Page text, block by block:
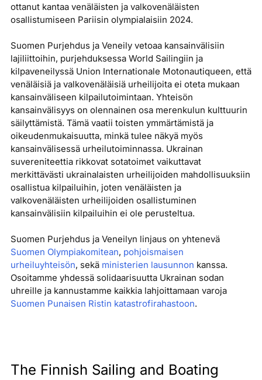
ottanut kantaa venäläisten ja valkovenäläisten
osallistumiseen Pariisin olympialaisiin 2024.
Suomen Purjehdus ja Veneily vetoaa kansainvälisiin
lajiliittoihin, purjehduksessa World Sailingiin ja
kilpaveneilyssä Union Internationale Motonautiqueen, että
venäläisiä ja valkovenäläisiä urheilijoita ei oteta mukaan
kansainväliseen kilpailutoimintaan. Yhteisön
kansainvälisyys on olennainen osa merenkulun kulttuurin
säilyttämistä. Tämä vaatii toisten ymmärtämistä ja
oikeudenmukaisuutta, minkä tulee näkyä myös
kansainvälisessä urheilutoiminnassa. Ukrainan
suvereniteettia rikkovat sotatoimet vaikuttavat
merkittävästi ukrainalaisten urheilijoiden mahdollisuuksiin
osallistua kilpailuihin, joten venäläisten ja
valkovenäläisten urheilijoiden osallistuminen
kansainvälisiin kilpailuihin ei ole perusteltua.
Suomen Purjehdus ja Veneilyn linjaus on yhtenevä
Suomen Olympiakomitean, pohjoismaisen
urheiluyhteisön, sekä ministerien lausunnon kanssa.
Osoitamme yhdessä solidaarisuutta Ukrainan sodan
uhreille ja kannustamme kaikkia lahjoittamaan varoja
Suomen Punaisen Ristin katastrofirahastoon.
The Finnish Sailing and Boating